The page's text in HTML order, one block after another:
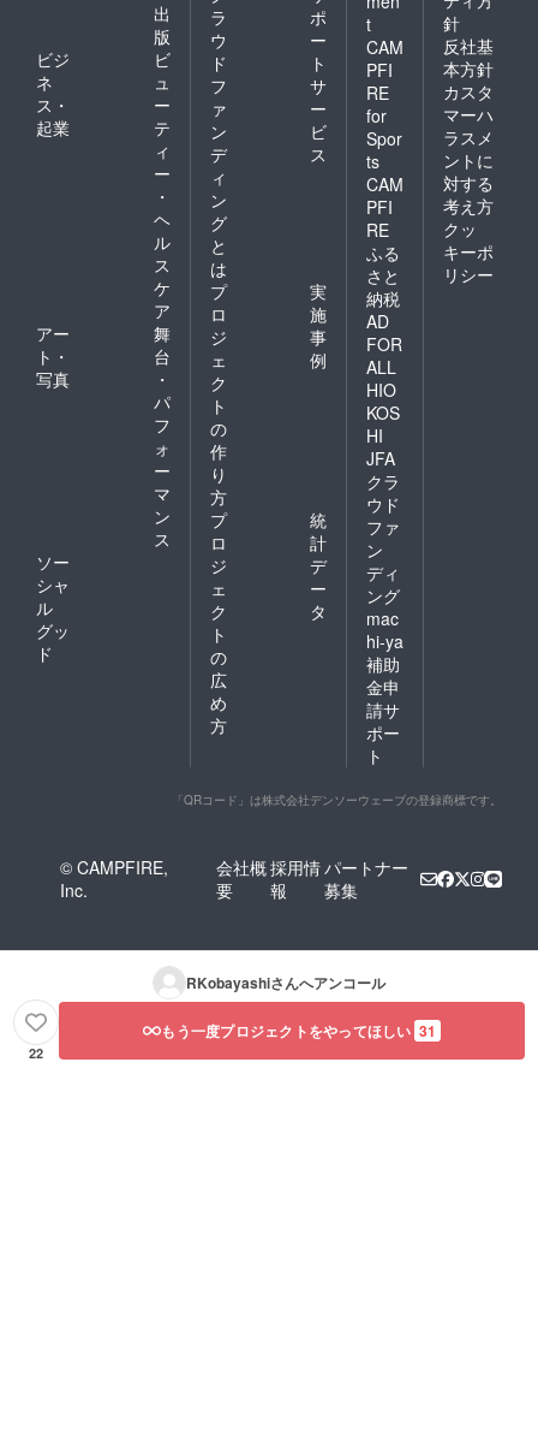
出
版
ビジ
ネ
ス・
起業
ビ
ュ
ー
テ
ィ
ー
・
ヘ
ル
ス
ケ
ア
アー
ト・
写真
舞
台
・
パ
フ
ォ
ー
マ
ン
ス
ソー
シャ
ル
グッ
ド
ラ
ウ
ド
フ
ァ
ン
デ
ィ
ン
グ
と
は
ポ
ー
ト
サ
ー
ビ
ス
プ
ロ
ジ
ェ
ク
ト
の
作
り
方
実
施
事
例
プ
ロ
ジ
ェ
ク
ト
の
広
め
方
統
計
デ
ー
タ
t
CAM
PFI
RE
for
Spor
ts
CAM
PFI
RE
ふる
さと
納税
AD
FOR
ALL
HIO
KOS
HI
JFA
クラ
ウド
ファ
ン
ディ
ング
mac
hi-ya
補助
金申
請サ
ポー
ト
針
反社基
本方針
カスタ
マーハ
ラスメ
ントに
対する
考え方
クッ
キーポ
リシー
「QRコード」は株式会社デンソーウェーブの登録商標です。
© CAMPFIRE,
Inc.
会社概
要
採用情
報
パートナー
募集
RKobayashiさんへアンコール
22
もう一度プロジェクトをやってほしい 31